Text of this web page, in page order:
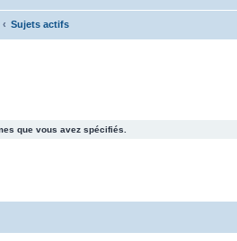
Sujets actifs
que vous avez spécifiés.